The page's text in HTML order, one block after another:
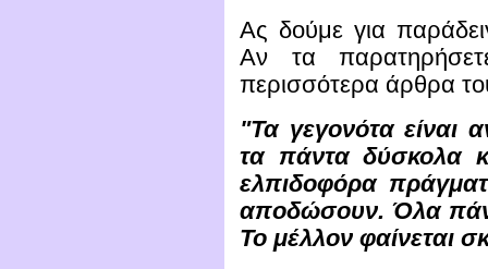
Ας δούμε για
Αν τα
περισσότερα άρθρα
"Τα γεγονότα είναι
τα πάντα δύσκολα
ελπιδοφόρα
αποδώσουν. Όλα
Το μέλλον φαίνεται